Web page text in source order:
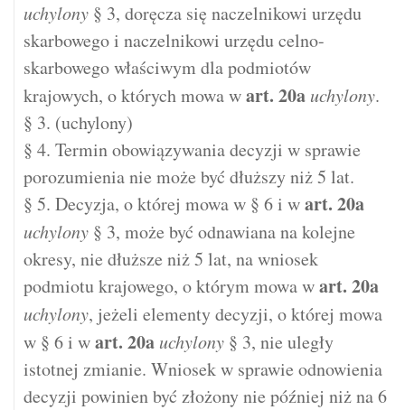
uchylony § 3, doręcza się naczelnikowi urzędu
skarbowego i naczelnikowi urzędu celno-
skarbowego właściwym dla podmiotów
krajowych, o których mowa wart. 20a uchylony.
§ 3. (uchylony)
§ 4. Termin obowiązywania decyzji w sprawie
porozumienia nie może być dłuższy niż 5 lat.
§ 5. Decyzja, o której mowa w § 6 i wart. 20a
uchylony § 3, może być odnawiana na kolejne
okresy, nie dłuższe niż 5 lat, na wniosek
podmiotu krajowego, o którym mowa wart. 20a
uchylony, jeżeli elementy decyzji, o której mowa
w § 6 i wart. 20a uchylony § 3, nie uległy
istotnej zmianie. Wniosek w sprawie odnowienia
decyzji powinien być złożony nie później niż na 6